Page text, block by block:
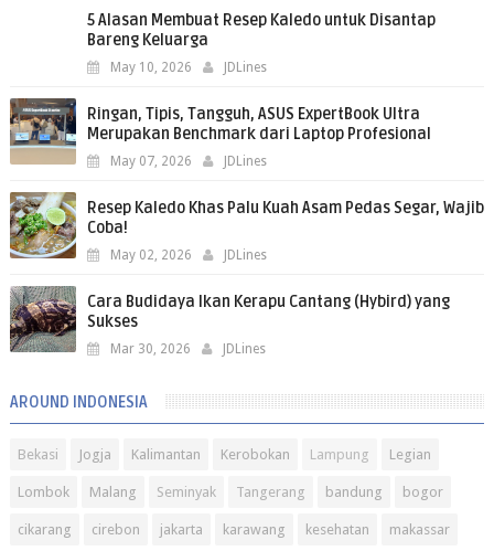
5 Alasan Membuat Resep Kaledo untuk Disantap
Bareng Keluarga
May 10, 2026 JDLines
Ringan, Tipis, Tangguh, ASUS ExpertBook Ultra
Merupakan Benchmark dari Laptop Profesional
May 07, 2026 JDLines
Resep Kaledo Khas Palu Kuah Asam Pedas Segar, Wajib
Coba!
May 02, 2026 JDLines
Cara Budidaya Ikan Kerapu Cantang (Hybird) yang
Sukses
Mar 30, 2026 JDLines
AROUND INDONESIA
Bekasi Jogja Kalimantan Kerobokan Lampung Legian
Lombok Malang Seminyak Tangerang bandung bogor
cikarang cirebon jakarta karawang kesehatan makassar